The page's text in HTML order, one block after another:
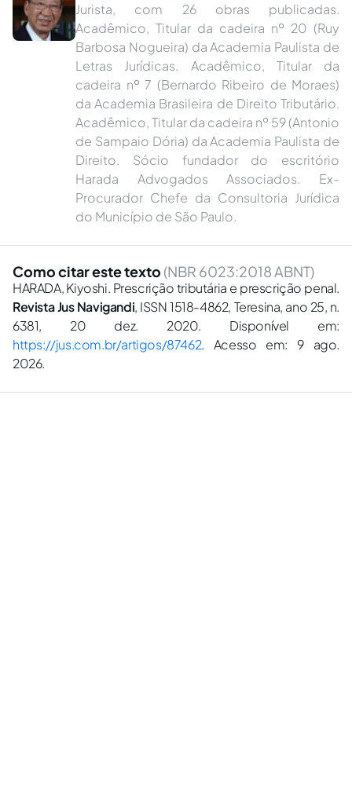
Jurista, com 26 obras publicadas.
Acadêmico, Titular da cadeira nº 20 (Ruy
Barbosa Nogueira) da Academia Paulista de
Letras Jurídicas. Acadêmico, Titular da
cadeira nº 7 (Bernardo Ribeiro de Moraes)
da Academia Brasileira de Direito Tributário.
Acadêmico, Titular da cadeira nº 59 (Antonio
de Sampaio Dória) da Academia Paulista de
Direito. Sócio fundador do escritório
Harada Advogados Associados. Ex-
Procurador Chefe da Consultoria Jurídica
do Município de São Paulo.
Como citar este texto (NBR 6023:2018 ABNT)
HARADA, Kiyoshi. Prescrição tributária e prescrição penal.
Revista Jus Navigandi, ISSN 1518-4862, Teresina, ano 25, n.
6381, 20 dez. 2020. Disponível em:
https://jus.com.br/artigos/87462. Acesso em: 9 ago.
2026.